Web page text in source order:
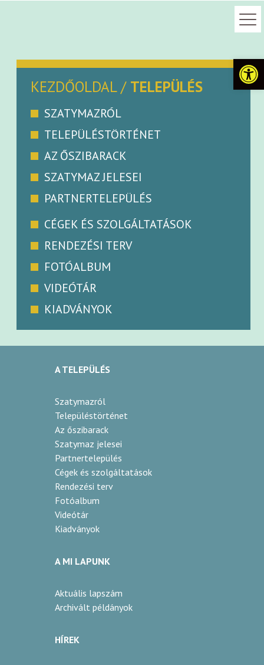
KEZDŐOLDAL/ TELEPÜLÉS
SZATYMAZRÓL
TELEPÜLÉSTÖRTÉNET
AZ ŐSZIBARACK
SZATYMAZ JELESEI
PARTNERTELEPÜLÉS
CÉGEK ÉS SZOLGÁLTATÁSOK
RENDEZÉSI TERV
FOTÓALBUM
VIDEÓTÁR
KIADVÁNYOK
A TELEPÜLÉS
Szatymazról
Településtörténet
Az őszibarack
Szatymaz jelesei
Partnertelepülés
Cégek és szolgáltatások
Rendezési terv
Fotóalbum
Videótár
Kiadványok
A MI LAPUNK
Aktuális lapszám
Archivált példányok
HÍREK